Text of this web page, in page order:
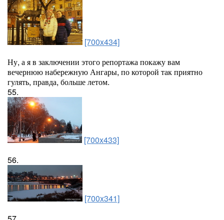
[700x434]
Ну, а я в заключении этого репортажа покажу вам
вечернюю набережную Ангары, по которой так приятно
гулять, правда, больше летом.
55.
[700x433]
56.
[700x341]